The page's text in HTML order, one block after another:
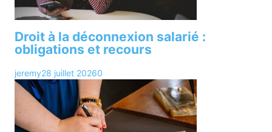
Droit à la déconnexion salarié :
obligations et recours
jeremy28 juillet 20260